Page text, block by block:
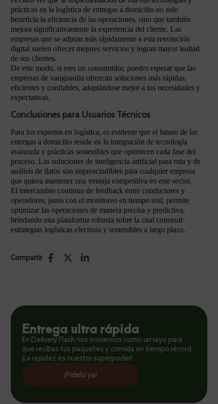
prácticas en la logística de entregas a domicilio no solo
beneficia la eficiencia de las operaciones, sino que también
mejora significativamente la experiencia del cliente. Las
empresas que se adptan más rápidamente a esta revolución
digital suelen ofrecer mejores servicios y logran mayor lealtad
de sus clientes.
De este modo, si eres un consumidor, puedes esperar que las
empresas de vanguardia ofrezcan soluciones más rápidas,
eficientes y confiables, adaptándose mejor a tus necesidades y
expectativas.
Conclusiones para Usuarios Técnicos
Para los expertos en logística, es evidente que el futuro de las
entregas a domicilio reside en la integración de tecnología
avanzada y prácticas sostenibles que optimicen cada fase del
proceso. Las soluciones de inteligencia artificial para ruta y de
análisis de datos son imprescindibles para cualquier empresa
que quiera mantener una ventaja competitiva en este sector.
El intercambio continuo de feedback entre conductores y
operadores, junto con el monitoreo en tiempo real, permite
optimizar las operaciones de manera precisa y predictiva,
brindando una plataforma robusta sobre la cual construir
estrategias logísticas efectivas y sostenibles a largo plazo.
Compartir
Entrega ultra rápida
En Delivery Flash nos movemos como un rayo para
que recibas tus paquetes y comida en tiempo récord.
¡La rapidez es nuestro superpoder!
¡Pídelo ya!